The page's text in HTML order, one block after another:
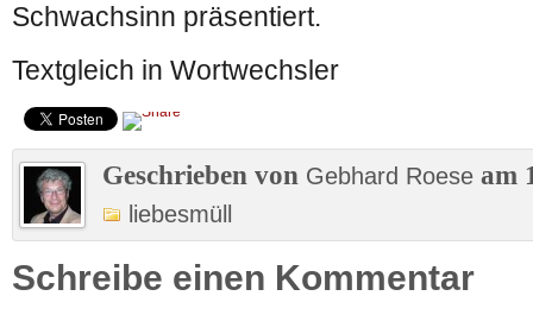
Schwachsinn präsentiert.
Textgleich in Wortwechsler
Geschrieben von Gebhard Roese am
liebesmüll
Schreibe einen Kommentar